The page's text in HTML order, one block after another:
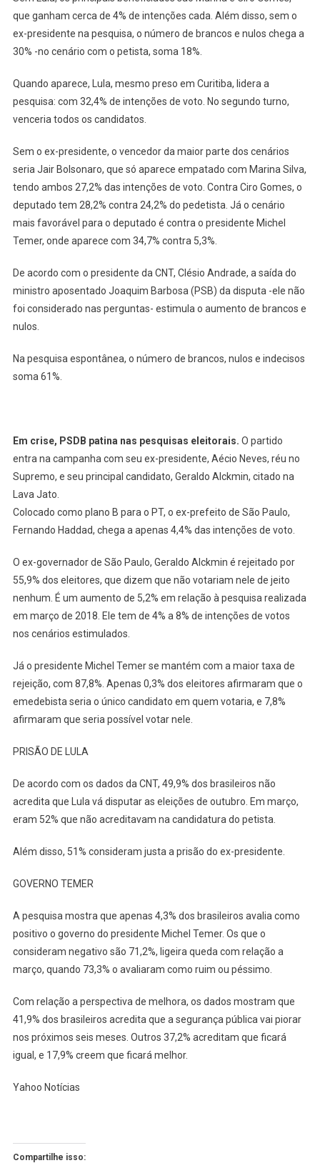
que ganham cerca de 4% de intenções cada. Além disso, sem o
ex-presidente na pesquisa, o número de brancos e nulos chega a
30% -no cenário com o petista, soma 18%.
Quando aparece, Lula, mesmo preso em Curitiba, lidera a
pesquisa: com 32,4% de intenções de voto. No segundo turno,
venceria todos os candidatos.
Sem o ex-presidente, o vencedor da maior parte dos cenários
seria Jair Bolsonaro, que só aparece empatado com Marina Silva,
tendo ambos 27,2% das intenções de voto. Contra Ciro Gomes, o
deputado tem 28,2% contra 24,2% do pedetista. Já o cenário
mais favorável para o deputado é contra o presidente Michel
Temer, onde aparece com 34,7% contra 5,3%.
De acordo com o presidente da CNT, Clésio Andrade, a saída do
ministro aposentado Joaquim Barbosa (PSB) da disputa -ele não
foi considerado nas perguntas- estimula o aumento de brancos e
nulos.
Na pesquisa espontânea, o número de brancos, nulos e indecisos
soma 61%.
Em crise, PSDB patina nas pesquisas eleitorais. O partido
entra na campanha com seu ex-presidente, Aécio Neves, réu no
Supremo, e seu principal candidato, Geraldo Alckmin, citado na
Lava Jato.
Colocado como plano B para o PT, o ex-prefeito de São Paulo,
Fernando Haddad, chega a apenas 4,4% das intenções de voto.
O ex-governador de São Paulo, Geraldo Alckmin é rejeitado por
55,9% dos eleitores, que dizem que não votariam nele de jeito
nenhum. É um aumento de 5,2% em relação à pesquisa realizada
em março de 2018. Ele tem de 4% a 8% de intenções de votos
nos cenários estimulados.
Já o presidente Michel Temer se mantém com a maior taxa de
rejeição, com 87,8%. Apenas 0,3% dos eleitores afirmaram que o
emedebista seria o único candidato em quem votaria, e 7,8%
afirmaram que seria possível votar nele.
PRISÃO DE LULA
De acordo com os dados da CNT, 49,9% dos brasileiros não
acredita que Lula vá disputar as eleições de outubro. Em março,
eram 52% que não acreditavam na candidatura do petista.
Além disso, 51% consideram justa a prisão do ex-presidente.
GOVERNO TEMER
A pesquisa mostra que apenas 4,3% dos brasileiros avalia como
positivo o governo do presidente Michel Temer. Os que o
consideram negativo são 71,2%, ligeira queda com relação a
março, quando 73,3% o avaliaram como ruim ou péssimo.
Com relação a perspectiva de melhora, os dados mostram que
41,9% dos brasileiros acredita que a segurança pública vai piorar
nos próximos seis meses. Outros 37,2% acreditam que ficará
igual, e 17,9% creem que ficará melhor.
Yahoo Notícias
Compartilhe isso: